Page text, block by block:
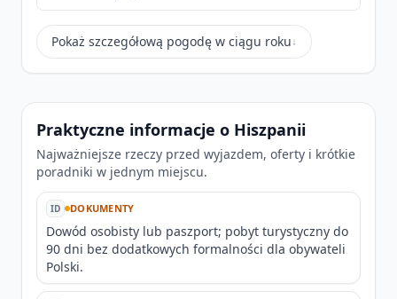
Pokaż szczegółową pogodę w ciągu roku↓
Praktyczne informacje o Hiszpanii
Najważniejsze rzeczy przed wyjazdem, oferty i krótkie
poradniki w jednym miejscu.
ID DOKUMENTY
Dowód osobisty lub paszport; pobyt turystyczny do
90 dni bez dodatkowych formalności dla obywateli
Polski.